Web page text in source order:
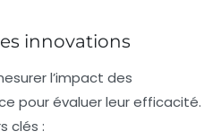
innovations
l’impact des
pour évaluer leur efficacité.
clés :